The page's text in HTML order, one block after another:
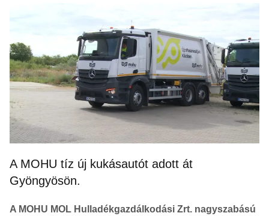
A MOHU tíz új kukásautót adott át
Gyöngyösön.
A MOHU MOL Hulladékgazdálkodási Zrt. nagyszabású